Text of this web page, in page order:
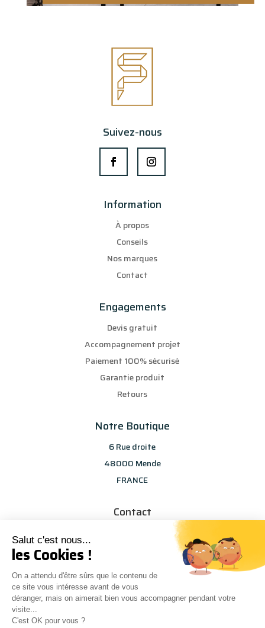
Salut c'est nous...
les Cookies !
On a attendu d'être sûrs que le contenu de
ce site vous intéresse avant de vous
déranger, mais on aimerait bien vous accompagner pendant votre
visite...
C'est OK pour vous ?
Suivez-nous
Information
À propos
Conseils
Nos marques
Contact
Engagements
Devis gratuit
Accompagnement projet
Paiement 100% sécurisé
Garantie produit
Retours
Notre Boutique
6 Rue droite
48000 Mende
FRANCE
Contact
info@les-selections-sandp.fr